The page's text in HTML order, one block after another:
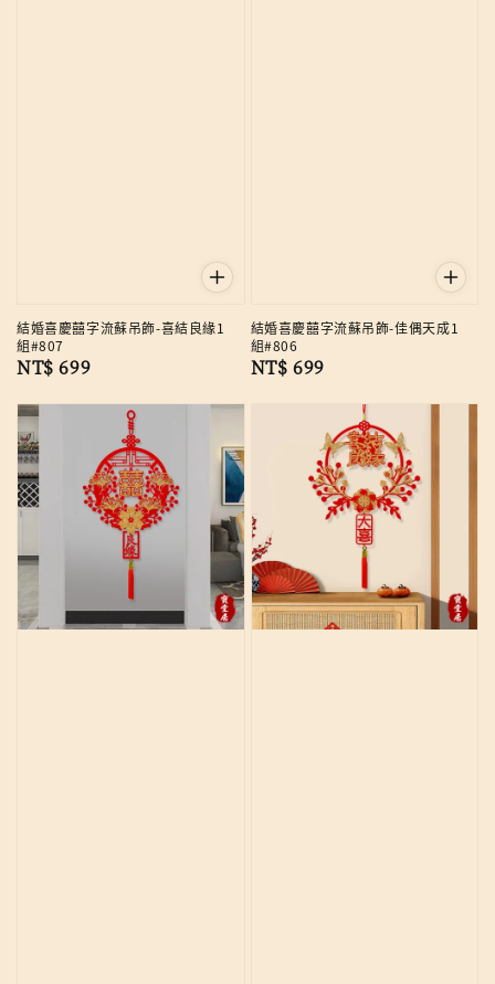
結婚喜慶囍字流蘇吊飾-喜結良緣1
組#807
Regular
NT$ 699
結婚喜慶囍字流蘇吊飾-佳偶天成1
組#806
Regular
NT$ 699